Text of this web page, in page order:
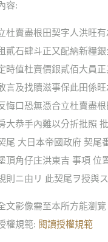
容:
杜賣盡根田契字人洪旺
貳石肆斗正又配納新糧
時值杜賣價銀貳佰大員
言及找贖滋事保此田係
悔口恐無憑合立杜賣盡
大恭手內難以分折批照
尾 大日本帝國政府 契尾
頂角仔庄洪東吉 事項 位
則ニ由リ 此契尾ヲ授與
文影像需至本所方能瀏覽
權規範: 閱讀授權規範